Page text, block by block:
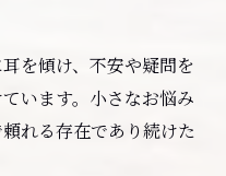
を傾け、不安や疑問を
います。小さなお悩み
れる存在であり続けた